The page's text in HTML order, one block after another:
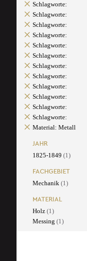
Schlagworte:
Schlagworte:
Schlagworte:
Schlagworte:
Schlagworte:
Schlagworte:
Schlagworte:
Schlagworte:
Schlagworte:
Schlagworte:
Schlagworte:
Schlagworte:
Material: Metall
JAHR
1825-1849 (1)
FACHGEBIET
Mechanik (1)
MATERIAL
Holz (1)
Messing (1)